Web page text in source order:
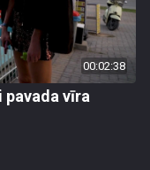
00:02:38
pavada vīra